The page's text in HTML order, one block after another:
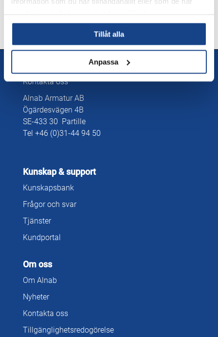
Tillåt alla
Anpassa
Kontakta oss
Alnab Armatur AB
Ögärdesvägen 4B
SE-433 30 Partille
Tel +46 (0)31-44 94 50
Kunskap & support
Kunskapsbank
Frågor och svar
Tjänster
Kundportal
Om oss
Om Alnab
Nyheter
Kontakta oss
Tillgänglighetsredogörelse